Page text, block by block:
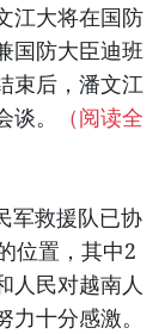
江大将在国防
国防大臣迪班
束后，潘文江
。
（阅读全
军救援队已协
位置，其中2
人民对越南人
十分感激。